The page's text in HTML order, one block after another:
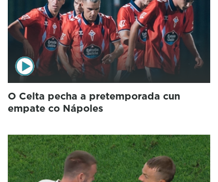
O Celta pecha a pretemporada cun
empate co Nápoles